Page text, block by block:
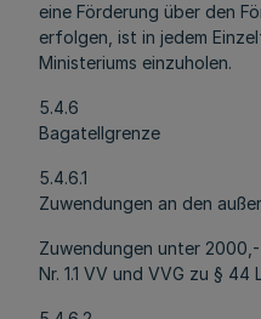
eine Förderung über den
erfolgen, ist in jedem
Ministeriums einzuholen.
5.4.6
Bagatellgrenze
5.4.6.1
Zuwendungen an den
Zuwendungen unter
Nr. 1.1 VV und VVG zu § 44